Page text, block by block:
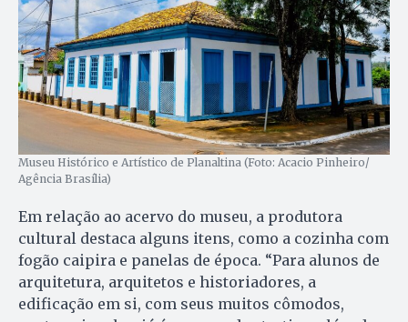
Museu Histórico e Artístico de Planaltina (Foto: Acacio Pinheiro/
Agência Brasília)
Em relação ao acervo do museu, a produtora
cultural destaca alguns itens, como a cozinha com
fogão caipira e panelas de época. “Para alunos de
arquitetura, arquitetos e historiadores, a
edificação em si, com seus muitos cômodos,